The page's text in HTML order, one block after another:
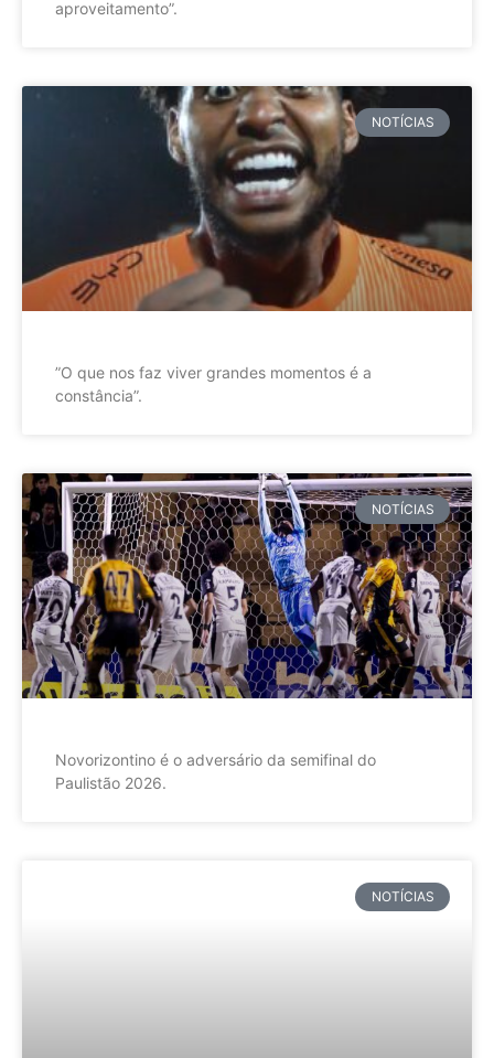
aproveitamento”.
NOTÍCIAS
”O que nos faz viver grandes momentos é a
constância”.
NOTÍCIAS
Novorizontino é o adversário da semifinal do
Paulistão 2026.
NOTÍCIAS